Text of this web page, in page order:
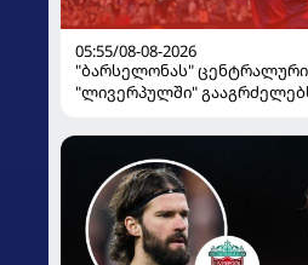
05:55/08-08-2026
"ბარსელონას"
"ლივერპულში"